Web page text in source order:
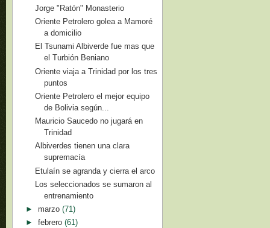
Jorge "Ratón" Monasterio
Oriente Petrolero golea a Mamoré
a domicilio
El Tsunami Albiverde fue mas que
el Turbión Beniano
Oriente viaja a Trinidad por los tres
puntos
Oriente Petrolero el mejor equipo
de Bolivia según...
Mauricio Saucedo no jugará en
Trinidad
Albiverdes tienen una clara
supremacía
Etulaín se agranda y cierra el arco
Los seleccionados se sumaron al
entrenamiento
► marzo (71)
► febrero (61)